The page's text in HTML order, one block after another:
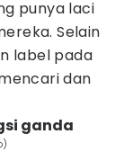
punya laci
Selain
label pada
dan
ganda